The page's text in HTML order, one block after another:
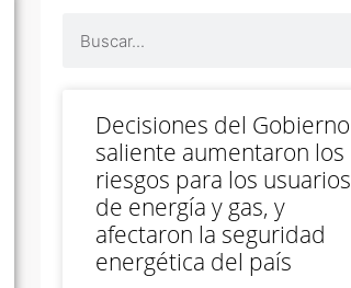
Decisiones del Gobierno
saliente aumentaron los
riesgos para los usuarios
de energía y gas, y
afectaron la seguridad
energética del país